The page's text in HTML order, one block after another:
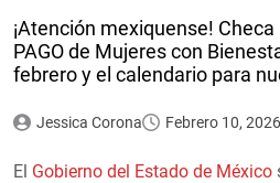
¡Atención mexiquense!
PAGO de Mujeres con
febrero y el calendario para
Jessica Corona Febrero 10, 2026
El Gobierno del Estado de México